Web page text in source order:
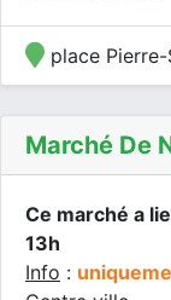
place
Marché De
Ce marché a
13h
Info :